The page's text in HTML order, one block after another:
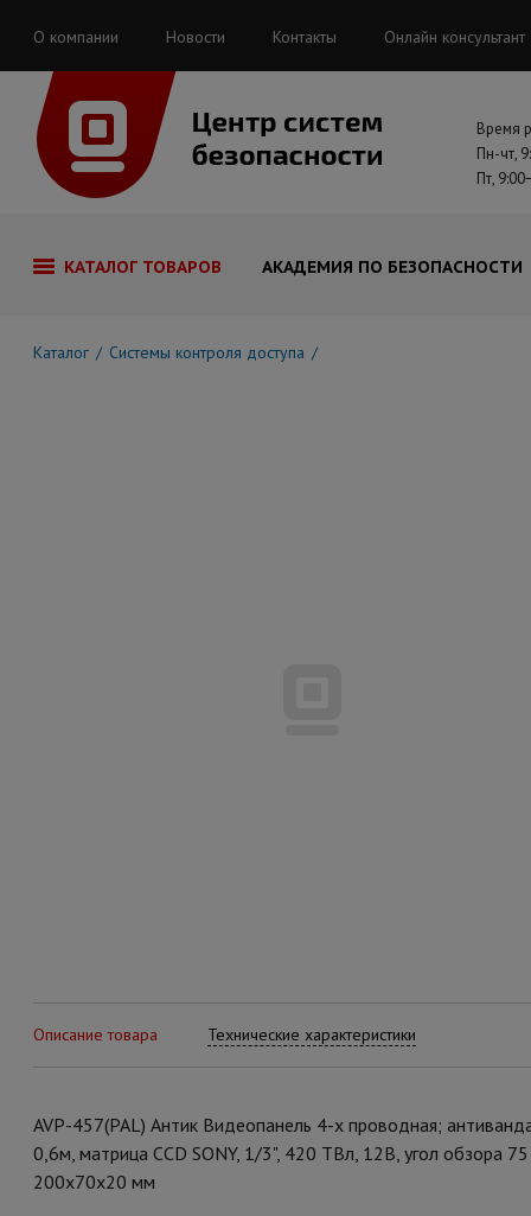
О компании Новости Контакты Онлайн консультант
Время
Пн-чт,
Пт,
КАТАЛОГ ТОВАРОВ АКАДЕМИЯ ПО БЕЗОПАСНОСТИ
Каталог Системы контроля доступа
Описание товара Технические характеристики
AVP-457(PAL) Антик Видеопанель 4-х проводная;
0,6м, матрица CCD SONY, 1/3", 420 ТВл, 12В, угол обзора
200х70х20 мм